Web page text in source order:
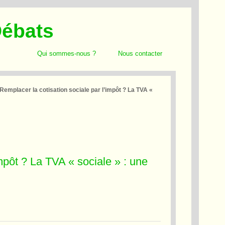
Qui sommes-nous ? Nous contacter
la cotisation sociale par l’impôt ? La TVA «
? La TVA « sociale » : une